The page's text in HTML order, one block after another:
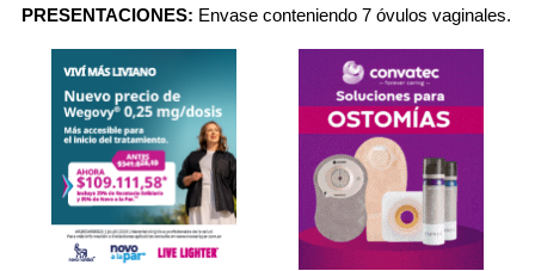
PRESENTACIONES: Envase conteniendo 7 óvulos vaginales.